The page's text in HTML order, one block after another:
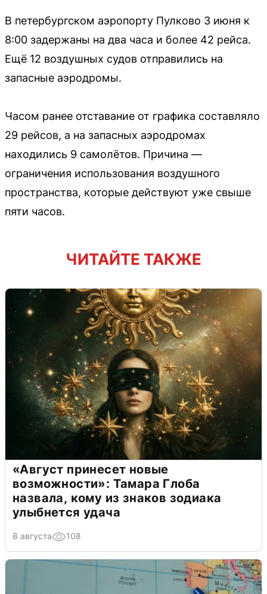
В петербургском аэропорту Пулково 3 июня к
8:00 задержаны на два часа и более 42 рейса.
Ещё 12 воздушных судов отправились на
запасные аэродромы.
Часом ранее отставание от графика составляло
29 рейсов, а на запасных аэродромах
находились 9 самолётов. Причина —
ограничения использования воздушного
пространства, которые действуют уже свыше
пяти часов.
ЧИТАЙТЕ ТАКЖЕ
«Август принесет новые
возможности»: Тамара Глоба
назвала, кому из знаков зодиака
улыбнется удача
8 августа 108